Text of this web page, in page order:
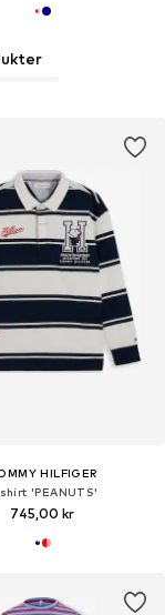
HILFIGER
'PEANUTS'
745,00 kr